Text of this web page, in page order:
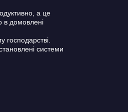
а це
в домовлені
господарстві.
системи